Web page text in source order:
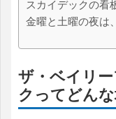
スカイデックの看
金曜と土曜の夜は
ザ・ベイリ
クってどんな